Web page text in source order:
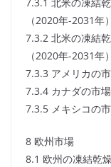
（2020年-2031年）
7.3.2 北米の凍結
（2020年-2031年）
7.3.3 アメリカの
7.3.4 カナダの市
7.3.5 メキシコの
8 欧州市場
8.1 欧州の凍結乾